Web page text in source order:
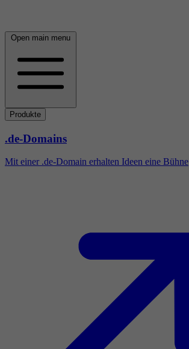
Open main menu
Produkte
.de-Domains
Mit einer .de-Domain erhalten Ideen eine Bühne